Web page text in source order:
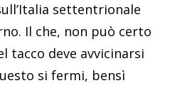
settentrionale
Il che, non può certo
tacco deve avvicinarsi
si fermi, bensì